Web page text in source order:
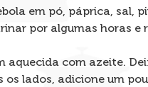
em pó, páprica, sal,
por algumas horas e
aquecida com azeite.
lados, adicione um